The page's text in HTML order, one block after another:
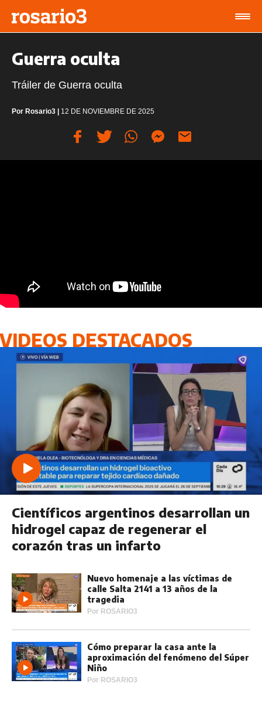
Guerra oculta
Tráiler de Guerra oculta
Por Rosario3 12 DE NOVIEMBRE DE 2025
VIDEOS DESTACADOS
Científicos argentinos desarrollan un
hidrogel capaz de regenerar el
corazón tras un infarto
Nuevo homenaje a las víctimas de
calle Salta 2141 a 13 años de la
tragedia
Por ROSARIO3
Cómo preparar la casa ante la
aproximación del fenómeno del Súper
Niño
Por ROSARIO3